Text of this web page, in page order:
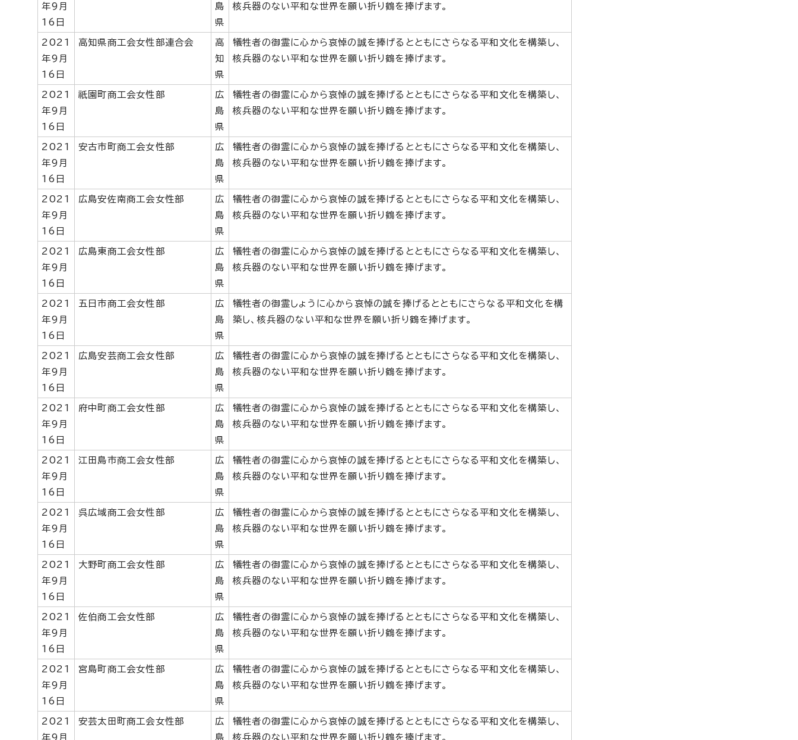
年9月
16日
島
県
核兵器のない平和な世界を願い折り鶴を捧げます。
2021
年9月
16日
高知県商工会女性部連合会
高
知
県
犠牲者の御霊に心から哀悼の誠を捧げるとともにさらなる平和文化を構築し、
核兵器のない平和な世界を願い折り鶴を捧げます。
2021
年9月
16日
祇園町商工会女性部
広
島
県
犠牲者の御霊に心から哀悼の誠を捧げるとともにさらなる平和文化を構築し、
核兵器のない平和な世界を願い折り鶴を捧げます。
2021
年9月
16日
安古市町商工会女性部
広
島
県
犠牲者の御霊に心から哀悼の誠を捧げるとともにさらなる平和文化を構築し、
核兵器のない平和な世界を願い折り鶴を捧げます。
2021
年9月
16日
広島安佐南商工会女性部
広
島
県
犠牲者の御霊に心から哀悼の誠を捧げるとともにさらなる平和文化を構築し、
核兵器のない平和な世界を願い折り鶴を捧げます。
2021
年9月
16日
広島東商工会女性部
広
島
県
犠牲者の御霊に心から哀悼の誠を捧げるとともにさらなる平和文化を構築し、
核兵器のない平和な世界を願い折り鶴を捧げます。
2021
年9月
16日
五日市商工会女性部
広
島
県
犠牲者の御霊しょうに心から哀悼の誠を捧げるとともにさらなる平和文化を構
築し、核兵器のない平和な世界を願い折り鶴を捧げます。
2021
年9月
16日
広島安芸商工会女性部
広
島
県
犠牲者の御霊に心から哀悼の誠を捧げるとともにさらなる平和文化を構築し、
核兵器のない平和な世界を願い折り鶴を捧げます。
2021
年9月
16日
府中町商工会女性部
広
島
県
犠牲者の御霊に心から哀悼の誠を捧げるとともにさらなる平和文化を構築し、
核兵器のない平和な世界を願い折り鶴を捧げます。
2021
年9月
16日
江田島市商工会女性部
広
島
県
犠牲者の御霊に心から哀悼の誠を捧げるとともにさらなる平和文化を構築し、
核兵器のない平和な世界を願い折り鶴を捧げます。
2021
年9月
16日
呉広域商工会女性部
広
島
県
犠牲者の御霊に心から哀悼の誠を捧げるとともにさらなる平和文化を構築し、
核兵器のない平和な世界を願い折り鶴を捧げます。
2021
年9月
16日
大野町商工会女性部
広
島
県
犠牲者の御霊に心から哀悼の誠を捧げるとともにさらなる平和文化を構築し、
核兵器のない平和な世界を願い折り鶴を捧げます。
2021
年9月
16日
佐伯商工会女性部
広
島
県
犠牲者の御霊に心から哀悼の誠を捧げるとともにさらなる平和文化を構築し、
核兵器のない平和な世界を願い折り鶴を捧げます。
2021
年9月
16日
宮島町商工会女性部
広
島
県
犠牲者の御霊に心から哀悼の誠を捧げるとともにさらなる平和文化を構築し、
核兵器のない平和な世界を願い折り鶴を捧げます。
2021
年9月
安芸太田町商工会女性部
広
島
犠牲者の御霊に心から哀悼の誠を捧げるとともにさらなる平和文化を構築し、
核兵器のない平和な世界を願い折り鶴を捧げます。